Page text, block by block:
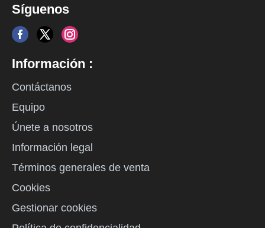
Síguenos
Información :
Contáctanos
Equipo
Únete a nosotros
Información legal
Términos generales de venta
Cookies
Gestionar cookies